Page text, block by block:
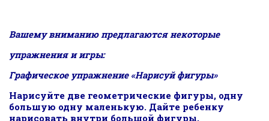
Вашему вниманию предлагаются некоторые
упражнения и игры:
Графическое упражнение «Нарисуй фигуры»
Нарисуйте две геометрические фигуры, одну
большую одну маленькую. Дайте ребенку
нарисовать внутри большой фигуры,